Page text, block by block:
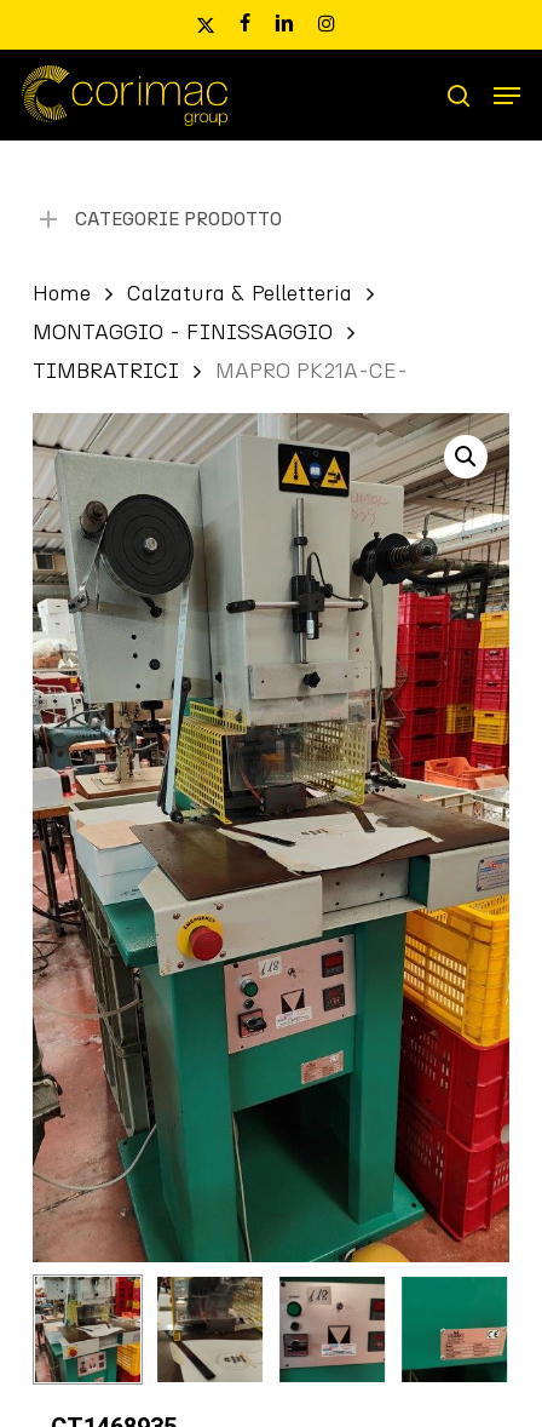
main
content
x-
facebooklinkedininstagram
Ricerca
prodotti
search
CATEGORIE PRODOTTO
Home
Calzatura & Pelletteria
MONTAGGIO - FINISSAGGIO
TIMBRATRICI
MAPRO PK21A-CE-